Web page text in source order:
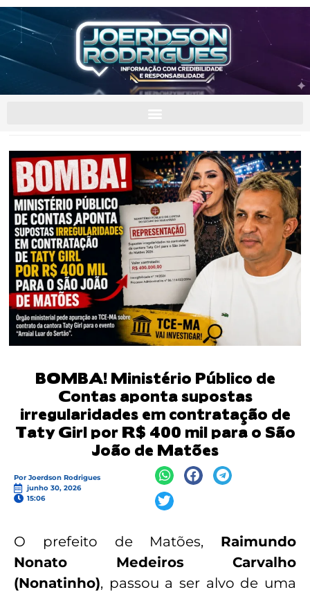
BOMBA! Ministério Público de
Contas aponta supostas
irregularidades em contratação de
Taty Girl por R$ 400 mil para o São
João de Matões
Por Joerdson Rodrigues
junho 30, 2026
15:06
O prefeito de Matões, Raimundo
Nonato Medeiros Carvalho
(Nonatinho), passou a ser alvo de uma